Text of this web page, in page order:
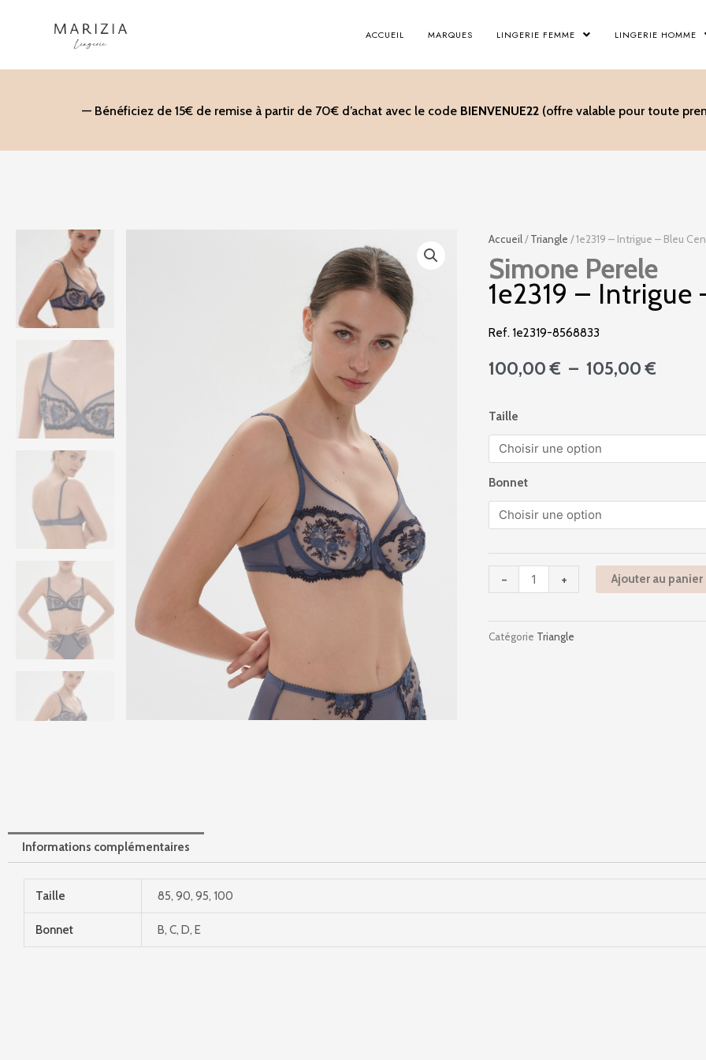
ACCUEIL MARQUES LINGERIE FEMME LINGERIE HOMME
— Bénéficiez de 15€ de remise à partir de 70€ d’achat avec le code BIENVENUE22(offre valable pour toute
Accueil/Triangle / 1e2319 – Intrigue – Bleu
Simone Perele
1e2319 – Intrigue
Ref. 1e2319-8568833
100,00€ – 105,00€
à
Taille
Bonnet
-
de
1e2319
-
Intrigue
-
Bleu
+ Ajouter au panier
Catégorie Triangle
Informations complémentaires
Taille 85, 90, 95, 100
Bonnet B, C, D, E